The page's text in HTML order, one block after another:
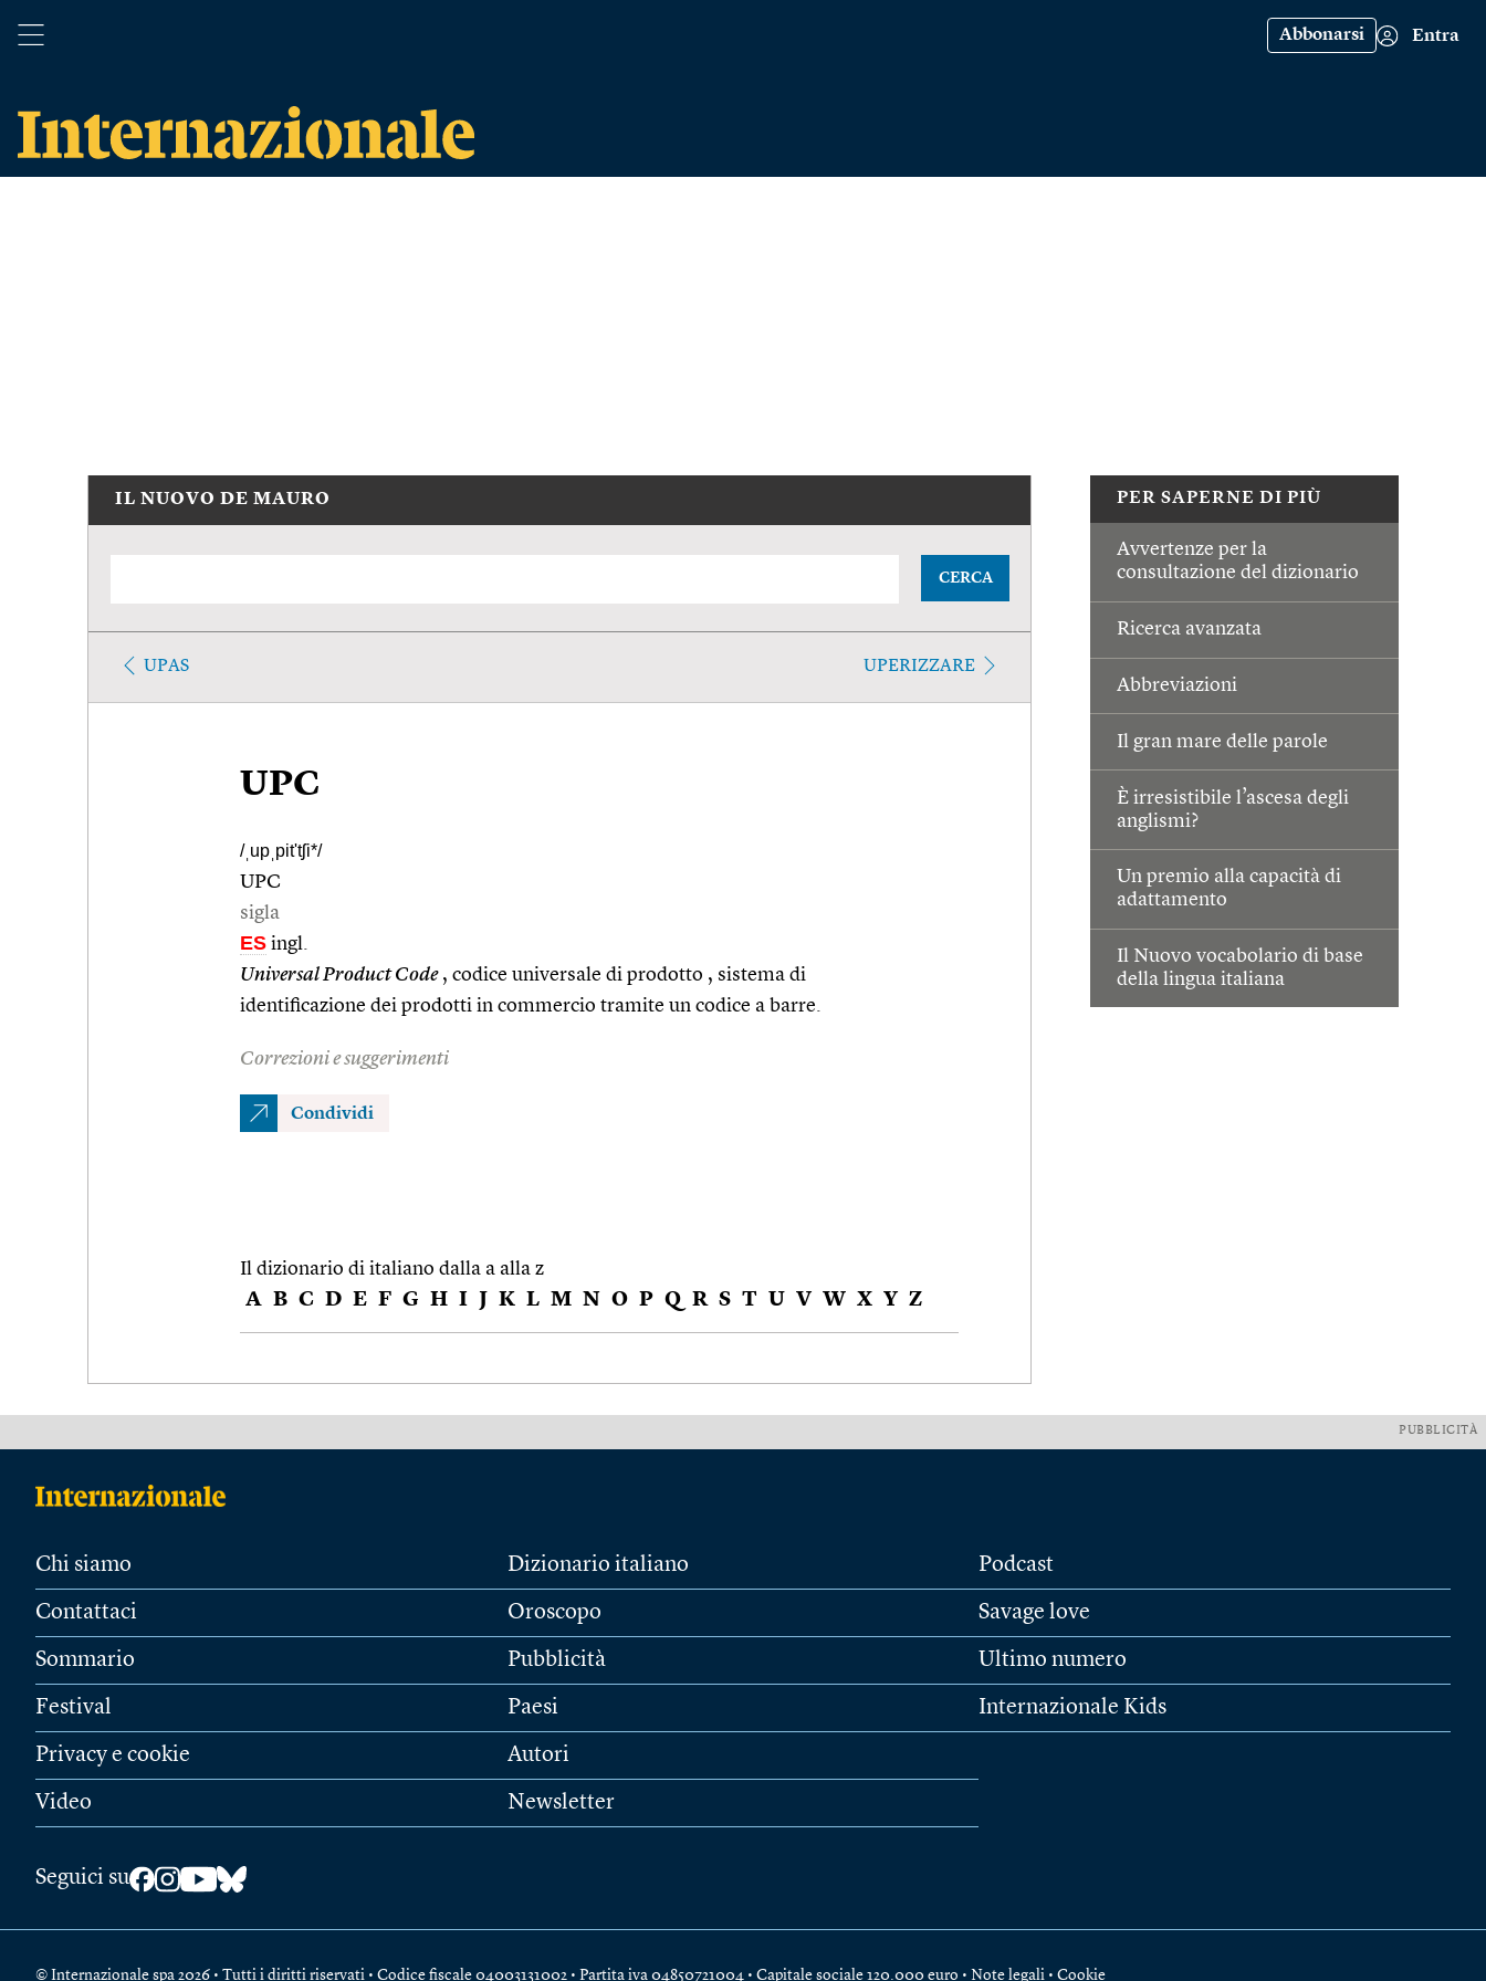
Abbonarsi Entra
PER SAPERNE DI PIÙ
Avvertenze per la
consultazione del dizionario
Ricerca avanzata
Abbreviazioni
Il gran mare delle parole
È irresistibile l’ascesa degli
anglismi?
Un premio alla capacità di
adattamento
Il Nuovo vocabolario di base
della lingua italiana
IL NUOVO DE MAURO
CERCA
UPAS UPERIZZARE
UPC
/ˌupˌpit'tʃi*/
UPC
sigla
ES ingl.
Universal Product Code, codice universale di prodotto , sistema di
identificazione dei prodotti in commercio tramite un codice a barre.
Correzioni e suggerimenti
Condividi
Il dizionario di italiano dalla a alla z
A B C D E F G H I J K L M N O P Q R S T U V W X Y Z
PUBBLICITÀ
Chi siamo
Contattaci
Sommario
Festival
Privacy e cookie
Video
Dizionario italiano
Oroscopo
Pubblicità
Paesi
Autori
Newsletter
Podcast
Savage love
Ultimo numero
Internazionale Kids
Seguici su
© Internazionale spa 2026 • Tutti i diritti riservati • Codice fiscale 04003131002 • Partita iva 04850721004 • Capitale sociale 120.000 euro • Note legali • Cookie